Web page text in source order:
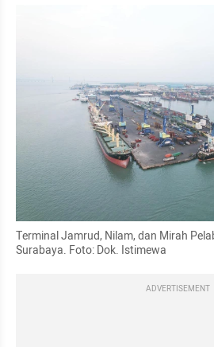
Terminal Jamrud, Nilam, dan Mirah
Surabaya. Foto: Dok. Istimewa
ADVERTISEMENT